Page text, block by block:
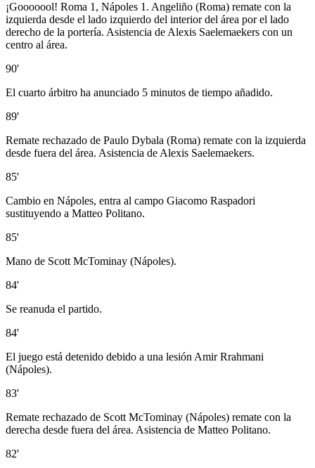
¡Gooooool! Roma 1, Nápoles 1. Angeliño (Roma) remate con la
izquierda desde el lado izquierdo del interior del área por el lado
derecho de la portería. Asistencia de Alexis Saelemaekers con un
centro al área.
90'
El cuarto árbitro ha anunciado 5 minutos de tiempo añadido.
89'
Remate rechazado de Paulo Dybala (Roma) remate con la izquierda
desde fuera del área. Asistencia de Alexis Saelemaekers.
85'
Cambio en Nápoles, entra al campo Giacomo Raspadori
sustituyendo a Matteo Politano.
85'
Mano de Scott McTominay (Nápoles).
84'
Se reanuda el partido.
84'
El juego está detenido debido a una lesión Amir Rrahmani
(Nápoles).
83'
Remate rechazado de Scott McTominay (Nápoles) remate con la
derecha desde fuera del área. Asistencia de Matteo Politano.
82'